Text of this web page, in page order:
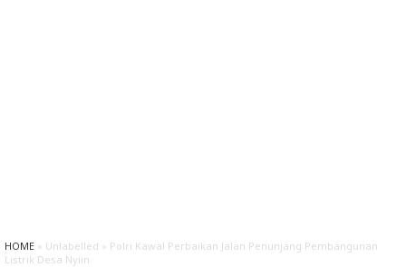
HOME » Unlabelled » Polri Kawal Perbaikan Jalan Penunjang Pembangunan
Listrik Desa Nyiin